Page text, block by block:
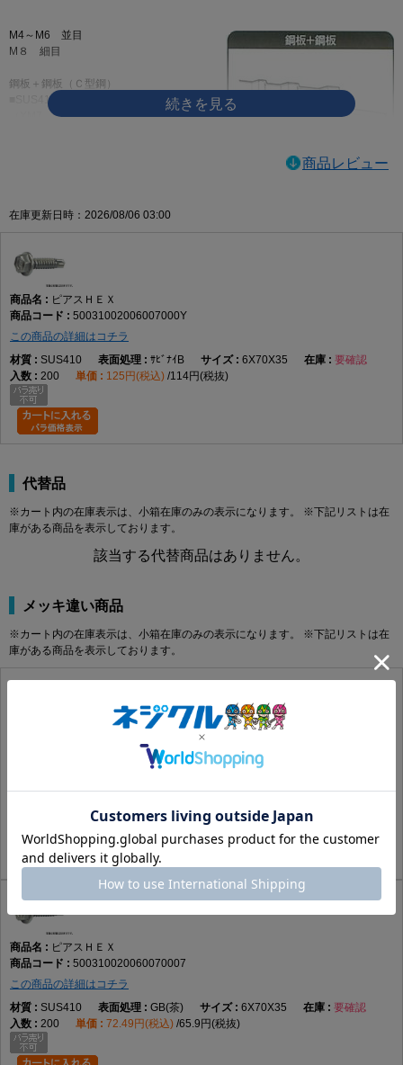
M4～M6 並目
M８ 細目
鋼板＋鋼板（Ｃ型鋼）
■SUS410とステンレス
（XM7、304）の違い。
ます。
SUS304はステンレス鋼材のうち、耐熱鋼として最も広く普及している鋼種の
一つです。
耐食性、溶接性、機械的性質が良好なことで知られます。
商品レビュー
在庫更新日時：2026/08/06 03:00
ピアスＨＥＸ
50031002006007000Y
この商品の詳細はコチラ
SUS410
ｻﾋﾞﾅｲB 6X70X35
要確認
200
125円(税込) 114円(税抜)
代替品
※カート内の在庫表示は、小箱在庫のみの表示になります。 ※下記リストは在
庫がある商品を表示しております。
該当する代替商品はありません。
メッキ違い商品
※カート内の在庫表示は、小箱在庫のみの表示になります。 ※下記リストは在
庫がある商品を表示しております。
500310020060070000
SUS410
生地 6X70X35
あり
67.21円(税込) 61.1円(税抜)
ピアスＨＥＸ
500310020060070007
この商品の詳細はコチラ
SUS410
GB(茶) 6X70X35
要確認
200
72.49円(税込) 65.9円(税抜)